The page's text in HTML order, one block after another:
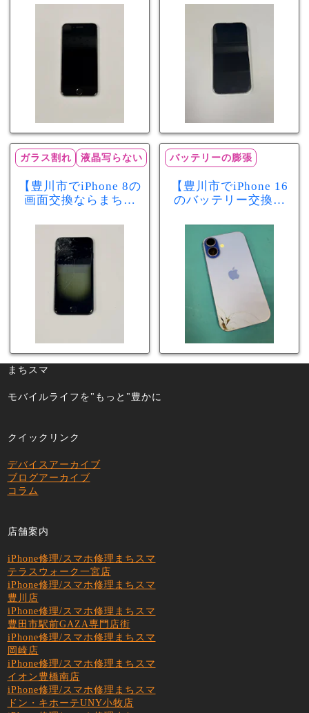
スマ豊川店】電池の
減りが早い症状も当
店】バッテリー交換
で復旧するケースも
あります！
ガラス割れ 液晶写らない
【豊川市でiPhone 8の
画面交換ならまちス
れ・液晶不良も当日
60分で修理可能！
バッテリーの膨張
【豊川市でiPhone 16
のバッテリー交換な
少し膨張したバッテ
リーも当日90分で安
心修理！
まちスマ
モバイルライフを"もっと"豊かに
クイックリンク
デバイスアーカイブ
ブログアーカイブ
コラム
店舗案内
iPhone修理/スマホ修理まちスマ
テラスウォーク一宮店
iPhone修理/スマホ修理まちスマ
豊川店
iPhone修理/スマホ修理まちスマ
豊田市駅前GAZA専門店街
iPhone修理/スマホ修理まちスマ
岡崎店
iPhone修理/スマホ修理まちスマ
イオン豊橋南店
iPhone修理/スマホ修理まちスマ
ドン・キホーテUNY小牧店